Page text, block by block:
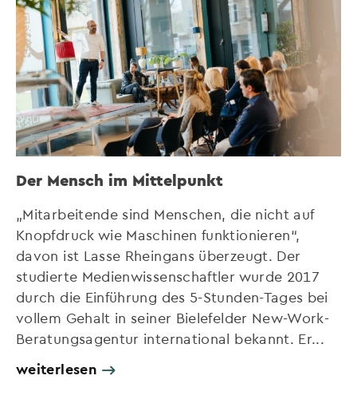
Der Mensch im Mittelpunkt
„Mitarbeitende sind Menschen, die nicht auf
Knopfdruck wie Maschinen funktionieren“,
davon ist Lasse Rheingans überzeugt. Der
studierte Medienwissenschaftler wurde 2017
durch die Einführung des 5-Stunden-Tages bei
vollem Gehalt in seiner Bielefelder New-Work-
Beratungsagentur international bekannt. Er...
weiterlesen